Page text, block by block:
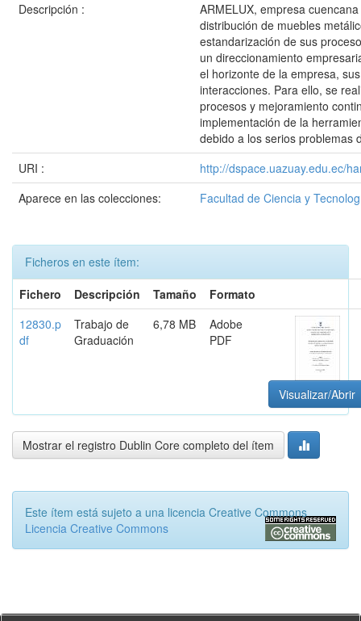
Descripción :
ARMELUX, empresa
distribución de muebles
estandarización de sus
un direccionamiento
el horizonte de la empresa,
interacciones. Para ello, se
procesos y mejoramiento
implementación de la
debido a los serios problemas
URI :
http://dspace.uazuay.edu.ec/
Aparece en las colecciones:
Facultad de Ciencia y
Ficheros en este ítem:
Fichero
Descripción Tamaño
Formato
12830.p
df
Trabajo de
Graduación
6,78 MB
Adobe
PDF
Visualizar/Abrir
Mostrar el registro Dublin Core completo del ítem
Este ítem está sujeto a una licencia Creative Commons
Licencia Creative Commons